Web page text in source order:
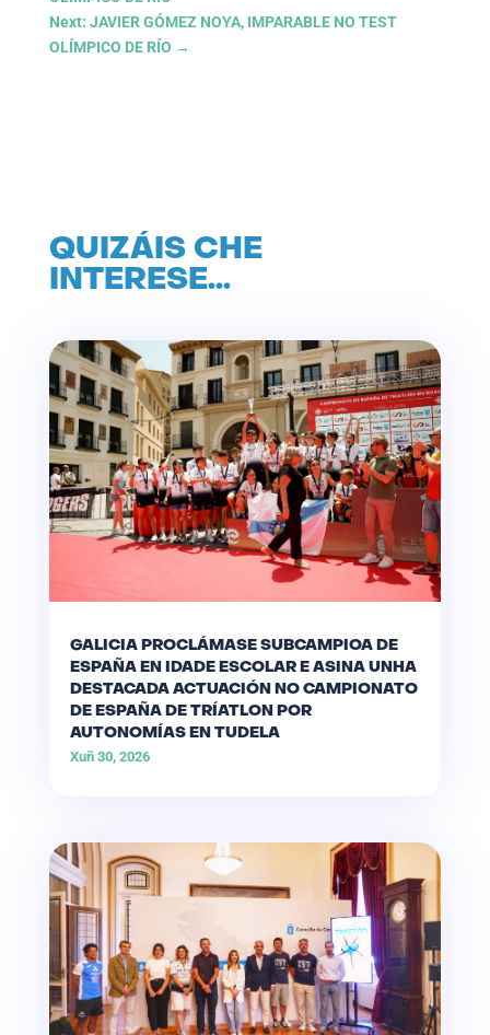
Next: JAVIER GÓMEZ NOYA, IMPARABLE NO TEST
OLÍMPICO DE RÍO →
QUIZÁIS CHE
INTERESE…
GALICIA PROCLÁMASE SUBCAMPIOA DE
ESPAÑA EN IDADE ESCOLAR E ASINA UNHA
DESTACADA ACTUACIÓN NO CAMPIONATO
DE ESPAÑA DE TRÍATLON POR
AUTONOMÍAS EN TUDELA
Xuñ 30, 2026